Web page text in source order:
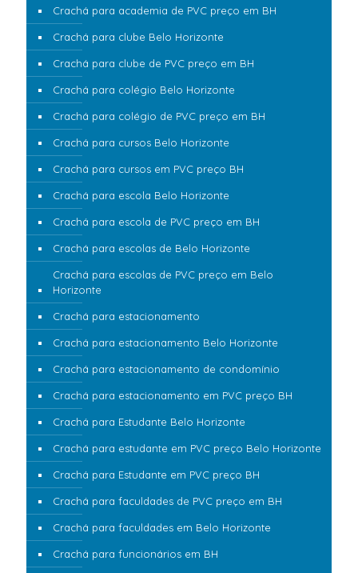
Crachá para academia de PVC preço em BH
Crachá para clube Belo Horizonte
Crachá para clube de PVC preço em BH
Crachá para colégio Belo Horizonte
Crachá para colégio de PVC preço em BH
Crachá para cursos Belo Horizonte
Crachá para cursos em PVC preço BH
Crachá para escola Belo Horizonte
Crachá para escola de PVC preço em BH
Crachá para escolas de Belo Horizonte
Crachá para escolas de PVC preço em Belo
Horizonte
Crachá para estacionamento
Crachá para estacionamento Belo Horizonte
Crachá para estacionamento de condomínio
Crachá para estacionamento em PVC preço BH
Crachá para Estudante Belo Horizonte
Crachá para estudante em PVC preço Belo Horizonte
Crachá para Estudante em PVC preço BH
Crachá para faculdades de PVC preço em BH
Crachá para faculdades em Belo Horizonte
Crachá para funcionários em BH